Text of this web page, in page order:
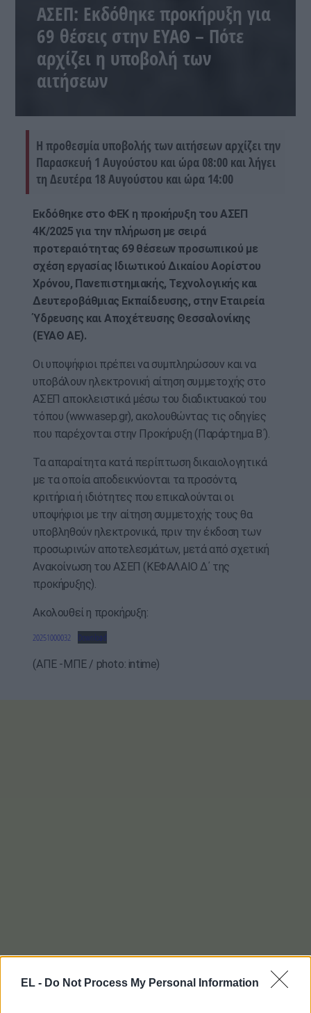
EL - Do Not Process My Personal Information
ΑΣΕΠ: Εκδόθηκε προκήρυξη για
69 θέσεις στην ΕΥΑΘ – Πότε
αρχίζει η υποβολή των
αιτήσεων
Η προθεσμία υποβολής των αιτήσεων αρχίζει την
Παρασκευή 1 Αυγούστου και ώρα 08:00 και λήγει
τη Δευτέρα 18 Αυγούστου και ώρα 14:00
Εκδόθηκε στο ΦΕΚ η προκήρυξη του ΑΣΕΠ
4Κ/2025 για την πλήρωση με σειρά
προτεραιότητας 69 θέσεων προσωπικού με
σχέση εργασίας Ιδιωτικού Δικαίου Αορίστου
Χρόνου, Πανεπιστημιακής, Τεχνολογικής και
Δευτεροβάθμιας Εκπαίδευσης, στην Εταιρεία
Ύδρευσης και Αποχέτευσης Θεσσαλονίκης
(ΕΥΑΘ ΑΕ).
Οι υποψήφιοι πρέπει να συμπληρώσουν και να
υποβάλουν ηλεκτρονική αίτηση συμμετοχής στο
ΑΣΕΠ αποκλειστικά μέσω του διαδικτυακού του
τόπου (www.asep.gr), ακολουθώντας τις οδηγίες
που παρέχονται στην Προκήρυξη (Παράρτημα Β΄).
Τα απαραίτητα κατά περίπτωση δικαιολογητικά
με τα οποία αποδεικνύονται τα προσόντα,
κριτήρια ή ιδιότητες που επικαλούνται οι
υποψήφιοι με την αίτηση συμμετοχής τους θα
υποβληθούν ηλεκτρονικά, πριν την έκδοση των
προσωρινών αποτελεσμάτων, μετά από σχετική
Ανακοίνωση του ΑΣΕΠ (ΚΕΦΑΛΑΙΟ Δ΄ της
προκήρυξης).
Ακολουθεί η προκήρυξη:
20251000032 Download
(ΑΠΕ -ΜΠΕ / photo: intime)